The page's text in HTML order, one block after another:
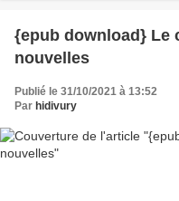
{epub download} Le
nouvelles
Publié le 31/10/2021 à 13:52
Par hidivury